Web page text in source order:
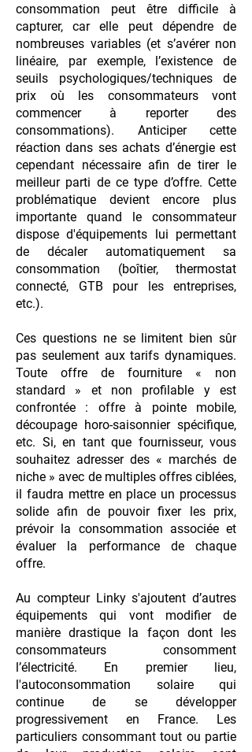
consommation peut être difficile à
capturer, car elle peut dépendre de
nombreuses variables (et s’avérer non
linéaire, par exemple, l’existence de
seuils psychologiques/techniques de
prix où les consommateurs vont
commencer à reporter des
consommations). Anticiper cette
réaction dans ses achats d’énergie est
cependant nécessaire afin de tirer le
meilleur parti de ce type d’offre. Cette
problématique devient encore plus
importante quand le consommateur
dispose d'équipements lui permettant
de décaler automatiquement sa
consommation (boîtier, thermostat
connecté, GTB pour les entreprises,
etc.).
Ces questions ne se limitent bien sûr
pas seulement aux tarifs dynamiques.
Toute offre de fourniture « non
standard » et non profilable y est
confrontée : offre à pointe mobile,
découpage horo-saisonnier spécifique,
etc. Si, en tant que fournisseur, vous
souhaitez adresser des « marchés de
niche » avec de multiples offres ciblées,
il faudra mettre en place un processus
solide afin de pouvoir fixer les prix,
prévoir la consommation associée et
évaluer la performance de chaque
offre.
Au compteur Linky s'ajoutent d’autres
équipements qui vont modifier de
manière drastique la façon dont les
consommateurs consomment
l’électricité. En premier lieu,
l'autoconsommation solaire qui
continue de se développer
progressivement en France. Les
particuliers consommant tout ou partie